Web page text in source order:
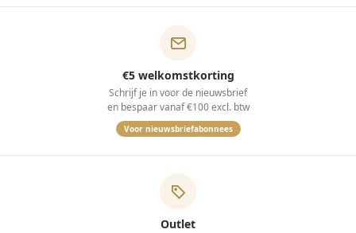
€5 welkomstkorting
Schrijf je in voor de nieuwsbrief
en bespaar vanaf €100 excl. btw
Voor nieuwsbriefabonnees
Outlet